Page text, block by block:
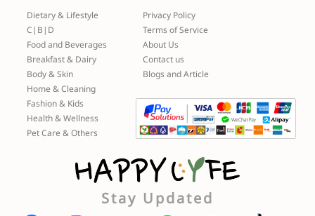
Dietary & Lifestyle
C|B|D
Food and Beverages
Breakfast & Dairy
Body & Skin
Home & Cleaning
Fashion & Kids
Health & Wellness
Pet Care & Others
Privacy Policy
Terms of Service
About Us
Contact us
Blogs and Article
Stay Updated